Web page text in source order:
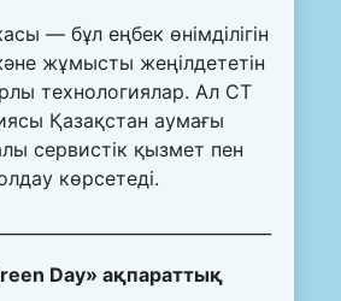
— бұл еңбек өнімділігін
жұмысты жеңілдететін
технологиялар. Ал CT
Қазақстан аумағы
сервистік қызмет пен
көрсетеді.
Day» ақпараттық